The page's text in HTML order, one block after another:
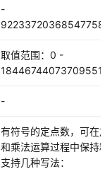
-
取值范围：0 -
-
有符号的定点数，可在加
和乘法运算过程中保持精
支持几种写法：